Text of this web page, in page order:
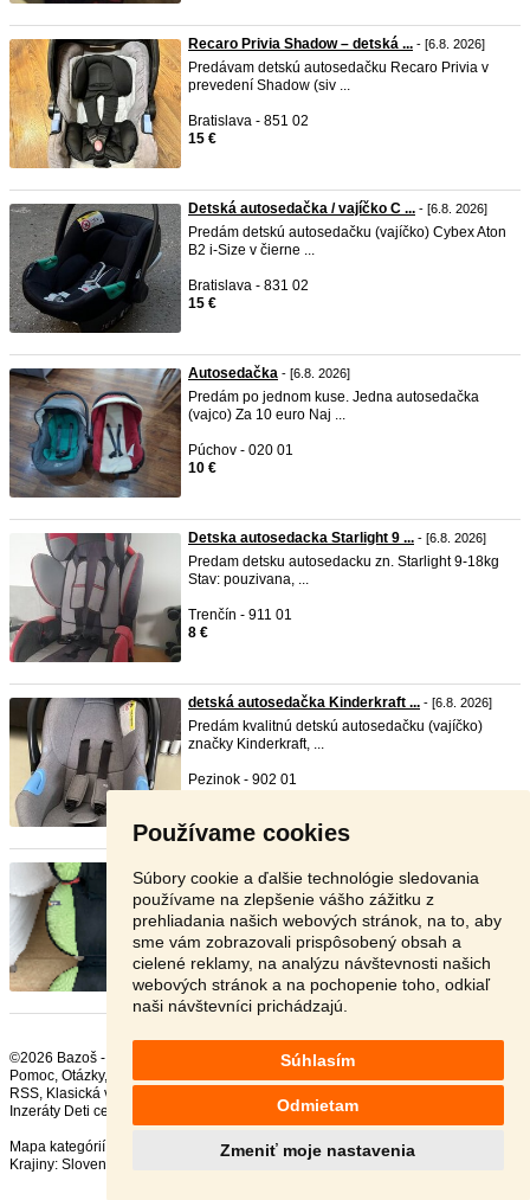
Používame cookies
Súbory cookie a ďalšie technológie sledovania
používame na zlepšenie vášho zážitku z
prehliadania našich webových stránok, na to, aby
sme vám zobrazovali prispôsobený obsah a
cielené reklamy, na analýzu návštevnosti našich
webových stránok a na pochopenie toho, odkiaľ
naši návštevníci prichádzajú.
Súhlasím
Odmietam
Zmeniť moje nastavenia
Recaro Privia Shadow – detská ... - [6.8. 2026]
Predávam detskú autosedačku Recaro Privia v
prevedení Shadow (siv ...
Bratislava - 851 02
15 €
Detská autosedačka / vajíčko C ... - [6.8. 2026]
Predám detskú autosedačku (vajíčko) Cybex Aton
B2 i-Size v čierne ...
Bratislava - 831 02
15 €
Autosedačka - [6.8. 2026]
Predám po jednom kuse. Jedna autosedačka
(vajco) Za 10 euro Naj ...
Púchov - 020 01
10 €
Detska autosedacka Starlight 9 ... - [6.8. 2026]
Predam detsku autosedacku zn. Starlight 9-18kg
Stav: pouzivana, ...
Trenčín - 911 01
8 €
detská autosedačka Kinderkraft ... - [6.8. 2026]
Predám kvalitnú detskú autosedačku (vajíčko)
značky Kinderkraft, ...
Pezinok - 902 01
Predám sedačku v dobrom stave Besafe Izi Up X3.
Možný osobný odbe ...
Banská Bystrica - 974 01
9 €
©2026 Bazoš -
Inzercia, bazár Autosedačky
Pomoc, Otázky, Hodnotenie
RSS,
Inzeráty Deti celkom:
, za 24 hodín:2064
Mapa kategórií
Najvyhľadávanejšie výrazy
Krajiny: Slovensko Rakúsko